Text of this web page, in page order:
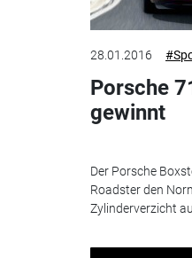
28.01.2016
Porsche
gewinnt
Der Porsche
Roadster den
Zylinderverzicht